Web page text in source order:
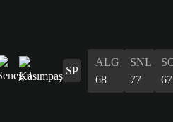
SP
ALG
68
SNL
77
67